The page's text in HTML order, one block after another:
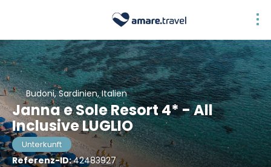
Budoni, Sardinien, Italien
Janna e Sole Resort 4* - All
Inclusive LUGLIO
Unterkunft
Referenz-ID:42483927